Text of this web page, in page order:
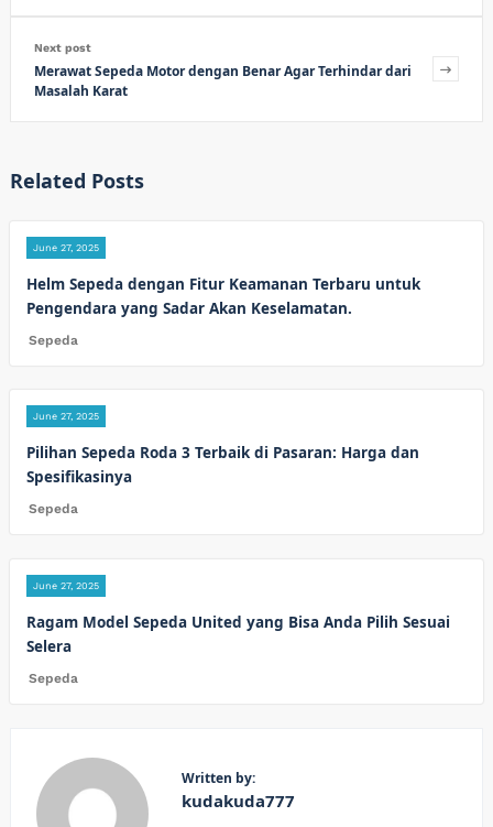
Next post
Merawat Sepeda Motor dengan Benar Agar Terhindar dari
Masalah Karat
Related Posts
June 27, 2025
Helm Sepeda dengan Fitur Keamanan Terbaru untuk
Pengendara yang Sadar Akan Keselamatan.
Sepeda
June 27, 2025
Pilihan Sepeda Roda 3 Terbaik di Pasaran: Harga dan
Spesifikasinya
Sepeda
June 27, 2025
Ragam Model Sepeda United yang Bisa Anda Pilih Sesuai
Selera
Sepeda
Written by:
kudakuda777